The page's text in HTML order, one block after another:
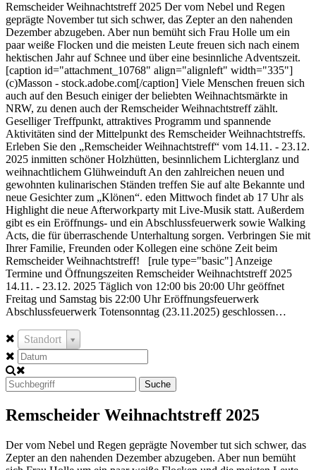
Remscheider Weihnachtstreff 2025 Der vom Nebel und Regen
geprägte November tut sich schwer, das Zepter an den nahenden
Dezember abzugeben. Aber nun bemüht sich Frau Holle um ein
paar weiße Flocken und die meisten Leute freuen sich nach einem
hektischen Jahr auf Schnee und über eine besinnliche Adventszeit.
[caption id="attachment_10768" align="alignleft" width="335"]
(c)Masson - stock.adobe.com[/caption] Viele Menschen freuen sich
auch auf den Besuch einiger der beliebten Weihnachtsmärkte in
NRW, zu denen auch der Remscheider Weihnachtstreff zählt.
Geselliger Treffpunkt, attraktives Programm und spannende
Aktivitäten sind der Mittelpunkt des Remscheider Weihnachtstreffs.
Erleben Sie den „Remscheider Weihnachtstreff“ vom 14.11. - 23.12.
2025 inmitten schöner Holzhütten, besinnlichem Lichterglanz und
weihnachtlichem Glühweinduft An den zahlreichen neuen und
gewohnten kulinarischen Ständen treffen Sie auf alte Bekannte und
neue Gesichter zum „Klönen“. eden Mittwoch findet ab 17 Uhr als
Highlight die neue Afterworkparty mit Live-Musik statt. Außerdem
gibt es ein Eröffnungs- und ein Abschlussfeuerwerk sowie Walking
Acts, die für überraschende Unterhaltung sorgen. Verbringen Sie mit
Ihrer Familie, Freunden oder Kollegen eine schöne Zeit beim
Remscheider Weihnachtstreff! [rule type="basic"] Anzeige
Termine und Öffnungszeiten Remscheider Weihnachtstreff 2025
14.11. - 23.12. 2025 Täglich von 12:00 bis 20:00 Uhr geöffnet
Freitag und Samstag bis 22:00 Uhr Eröffnungsfeuerwerk
Abschlussfeuerwerk Totensonntag (23.11.2025) geschlossen…
Standort
Suche
Remscheider Weihnachtstreff 2025
Der vom Nebel und Regen geprägte November tut sich schwer, das
Zepter an den nahenden Dezember abzugeben. Aber nun bemüht